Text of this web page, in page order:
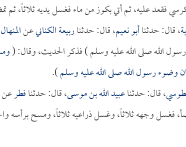
فقعد عليه، ثم أتي بكوز من ماء فغسل يديه ثلاثاً،
، قال: حدثناأبو نعيم، قال: حدثناربيعة الكنانيعن
الله صلى الله عليه وسلم ) فذكر الحديث، وقال: (
وضوء رسول الله صلى الله عليه وسلم).
، قال: حدثناعبيد الله بن موسى، قال: حدثنافطر
فغسل وجهه ثلاثاً، وغسل ذراعيه ثلاثاً، ومسح برأسه